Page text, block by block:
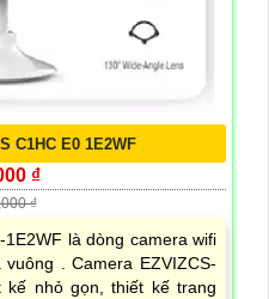
C1HC E0 1E2WF
₫
₫
là dòng camera wifi
. Camera EZVIZCS-
kế nhỏ gọn, thiết kế trang